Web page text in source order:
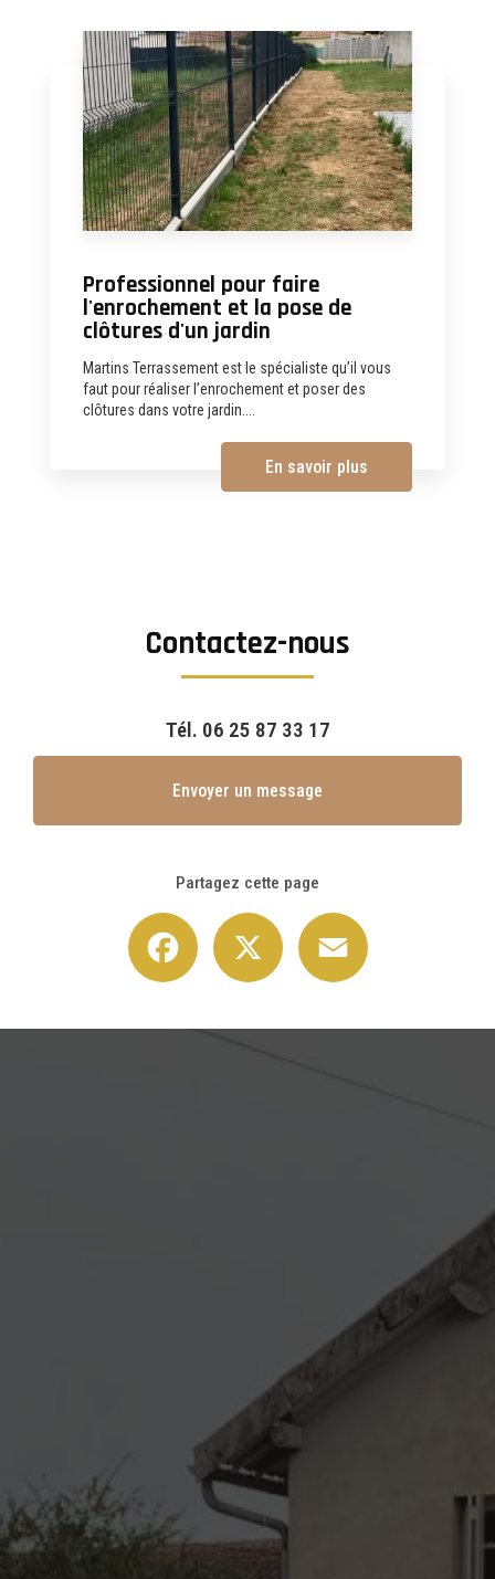
Professionnel pour faire
l'enrochement et la pose de
clôtures d'un jardin
Martins Terrassement est le spécialiste qu’il vous
faut pour réaliser l’enrochement et poser des
clôtures dans votre jardin....
En savoir plus
Contactez-nous
Tél. 06 25 87 33 17
Envoyer un message
Partagez cette page
Facebook